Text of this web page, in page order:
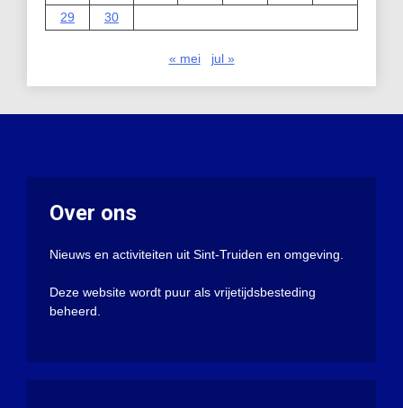
29
30
« mei jul »
Over ons
Nieuws en activiteiten uit Sint-Truiden en omgeving.
Deze website wordt puur als vrijetijdsbesteding
beheerd.